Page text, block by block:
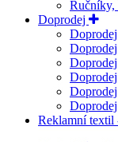
Ručníky,
Doprodej
Reklamní textil